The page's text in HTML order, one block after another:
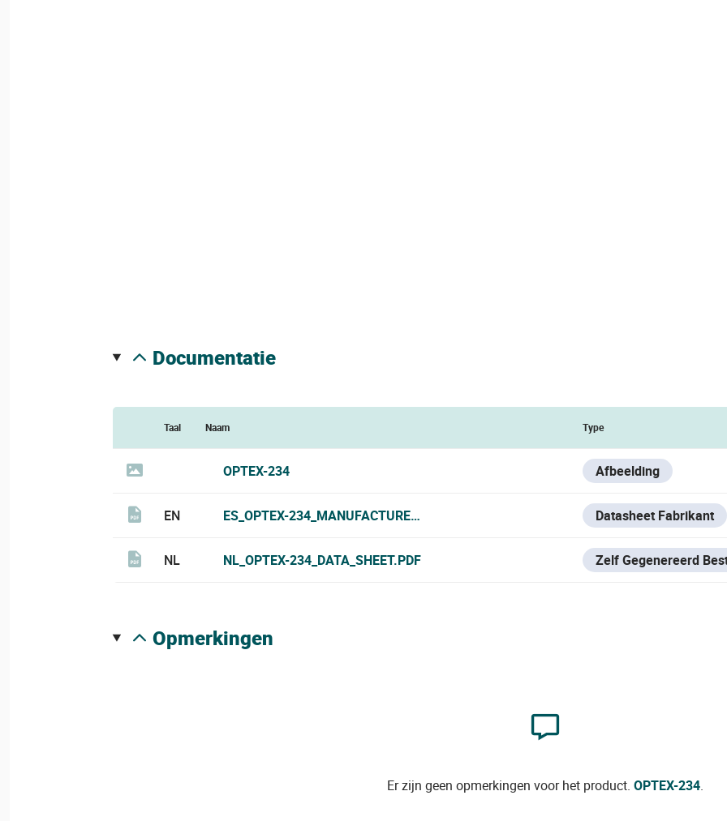
documentatie
Taal Naam Type
OPTEX-234 Afbeelding
EN ES_OPTEX-234_MANUFACTURER_DATA_SHEET.PDF Datasheet Fabrikant
NL NL_OPTEX-234_DATA_SHEET.PDF Zelf Gegenereerd
opmerkingen
Er zijn geen opmerkingen voor het product. OPTEX-234.